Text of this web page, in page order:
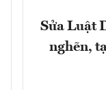
Sửa Luật
nghẽn,